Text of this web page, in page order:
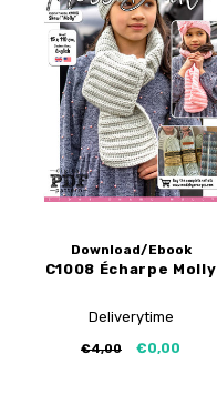
Download/Ebook
C1008 Écharpe Molly
Deliverytime
€4,00 €0,00